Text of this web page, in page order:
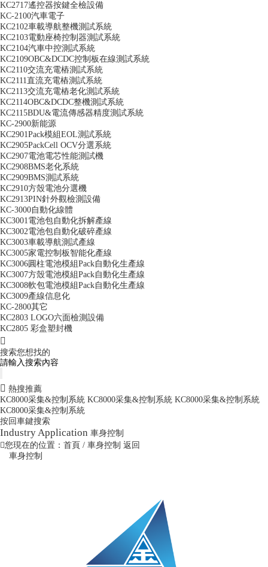
KC2717遙控器按鍵全檢設備
KC-2100汽車電子
KC2102車載導航整機測試系統
KC2103電動座椅控制器測試系統
KC2104汽車中控測試系統
KC2109OBC&DCDC控制板在線測試系統
KC2110交流充電樁測試系統
KC2111直流充電樁測試系統
KC2113交流充電樁老化測試系統
KC2114OBC&DCDC整機測試系統
KC2115BDU&電流傳感器精度測試系統
KC-2900新能源
KC2901Pack模組EOL測試系統
KC2905PackCell OCV分選系統
KC2907電池電芯性能測試機
KC2908BMS老化系統
KC2909BMS測試系統
KC2910方殼電池分選機
KC2913PIN針外觀檢測設備
KC-3000自動化線體
KC3001電池包自動化拆解產線
KC3002電池包自動化破碎產線
KC3003車載導航測試產線
KC3005家電控制板智能化產線
KC3006圓柱電池模組Pack自動化生產線
KC3007方殼電池模組Pack自動化生產線
KC3008軟包電池模組Pack自動化生產線
KC3009產線信息化
KC-2800其它
KC2803 LOGO六面檢測設備
KC2805 彩盒塑封機
搜索您想找的
熱搜推薦
KC8000采集&控制系統 KC8000采集&控制系統 KC8000采集&控制系統
KC8000采集&控制系統
按回車鍵搜索
Industry Application 車身控制
您現在的位置： 首頁 / 車身控制 返回
車身控制